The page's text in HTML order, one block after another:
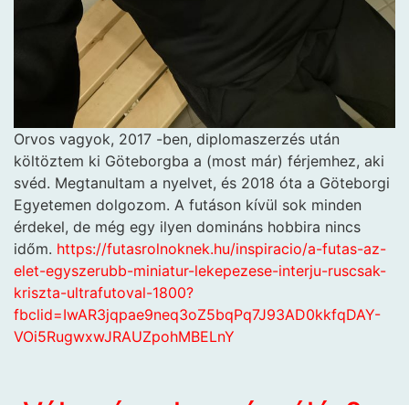
Orvos vagyok, 2017 -ben, diplomaszerzés után
költöztem ki Göteborgba a (most már) férjemhez, aki
svéd. Megtanultam a nyelvet, és 2018 óta a Göteborgi
Egyetemen dolgozom. A futáson kívül sok minden
érdekel, de még egy ilyen domináns hobbira nincs
időm. https://futasrolnoknek.hu/inspiracio/a-futas-az-
elet-egyszerubb-miniatur-lekepezese-interju-ruscsak-
kriszta-ultrafutoval-1800?
fbclid=IwAR3jqpae9neq3oZ5bqPq7J93AD0kkfqDAY-
VOi5RugwxwJRAUZpohMBELnY